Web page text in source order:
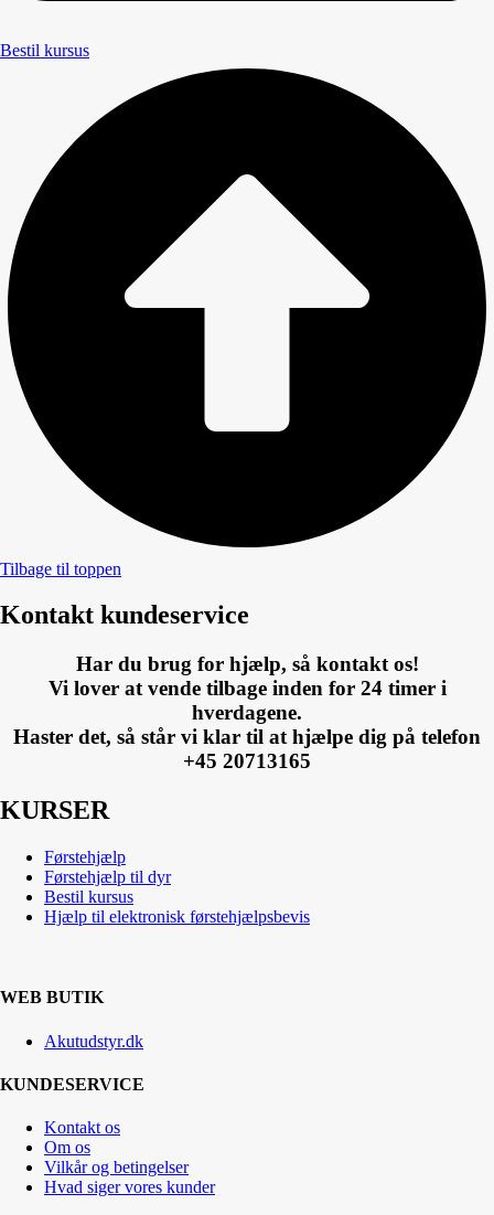
Bestil kursus
Tilbage til toppen
Kontakt kundeservice
Har du brug for hjælp, så kontakt os!
Vi lover at vende tilbage inden for 24 timer i
hverdagene.
Haster det, så står vi klar til at hjælpe dig på telefon
+45 20713165
KURSER
Førstehjælp
Førstehjælp til dyr
Bestil kursus
Hjælp til elektronisk førstehjælpsbevis
WEB BUTIK
Akutudstyr.dk
KUNDESERVICE
Kontakt os
Om os
Vilkår og betingelser
Hvad siger vores kunder